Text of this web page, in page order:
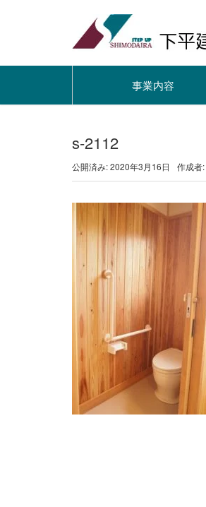
事業内容
s-2112
公開済み: 2020年3月16日 作成者: